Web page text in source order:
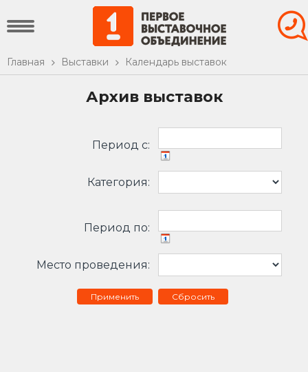
Главная Выставки Календарь выставок
Архив выставок
Период c:
Категория:
Период по:
Место проведения:
Сбросить